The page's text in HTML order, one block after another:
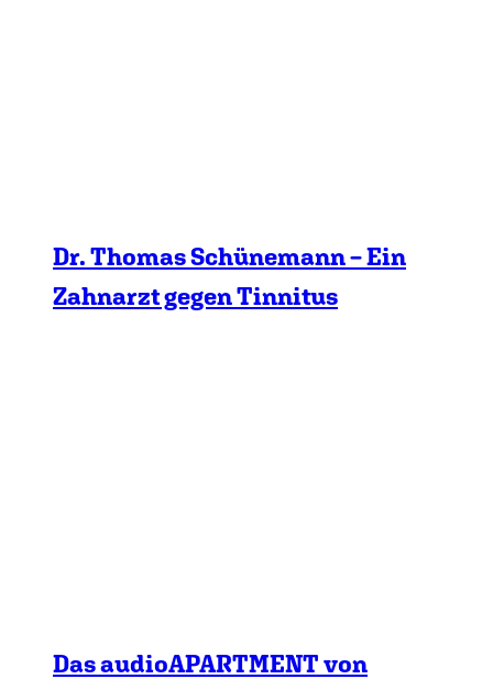
Dr. Thomas Schünemann – Ein
Zahnarzt gegen Tinnitus
Das audioAPARTMENT von